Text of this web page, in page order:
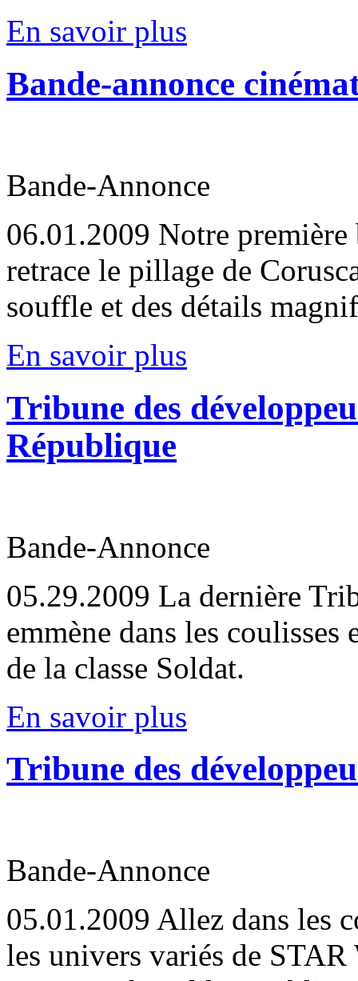
En savoir plus
Bande-annonce
Bande-Annonce
06.01.2009 Notre première
retrace le pillage de
souffle et des détails
En savoir plus
Tribune des
République
Bande-Annonce
05.29.2009 La dernière
emmène dans les
de la classe Soldat.
En savoir plus
Tribune des
Bande-Annonce
05.01.2009 Allez dans les
les univers variés de